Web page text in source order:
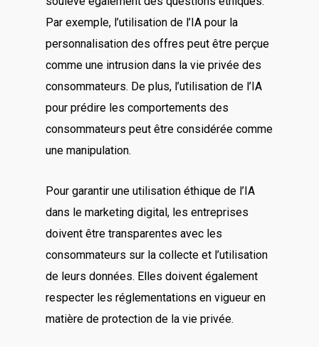
Par exemple, l’utilisation de l’IA pour la
personnalisation des offres peut être perçue
comme une intrusion dans la vie privée des
consommateurs. De plus, l’utilisation de l’IA
pour prédire les comportements des
consommateurs peut être considérée comme
une manipulation.
Pour garantir une utilisation éthique de l’IA
dans le marketing digital, les entreprises
doivent être transparentes avec les
consommateurs sur la collecte et l’utilisation
de leurs données. Elles doivent également
respecter les réglementations en vigueur en
matière de protection de la vie privée.